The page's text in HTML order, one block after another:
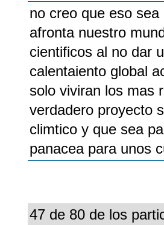
no creo que eso
afronta nuestro
cientificos al no dar
calentaiento global
solo viviran los mas
verdadero proyecto
climtico y que sea
panacea para unos
47 de 80 de los